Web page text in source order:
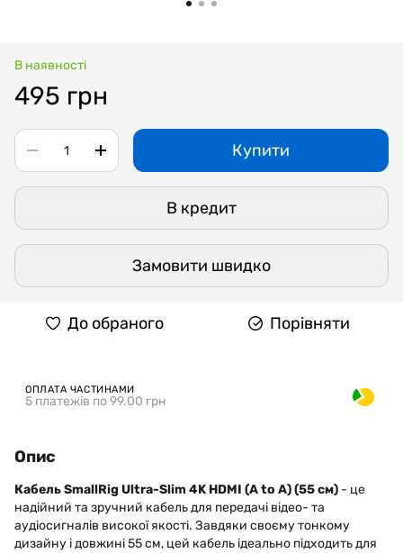
В наявності
495 грн
Купити
В кредит
Замовити швидко
До обраного Порівняти
ОПЛАТА ЧАСТИНАМИ
5 платежів по 99.00 грн
Опис
Кабель SmallRig Ultra-Slim 4K HDMI (A to A) (55 см) - це
надійний та зручний кабель для передачі відео- та
аудіосигналів високої якості. Завдяки своєму тонкому
дизайну і довжині 55 см, цей кабель ідеально підходить для